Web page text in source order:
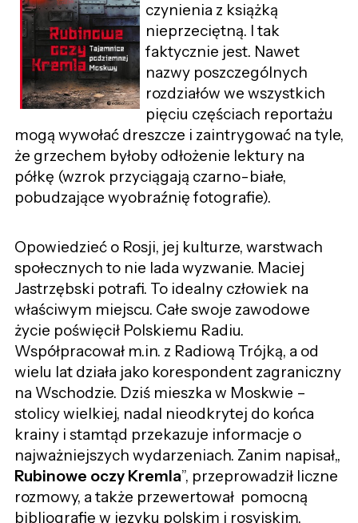
czynienia z książką
nieprzeciętną. I tak
faktycznie jest. Nawet
nazwy poszczególnych
rozdziałów we wszystkich
pięciu częściach reportażu
mogą wywołać dreszcze i zaintrygować na tyle,
że grzechem byłoby odłożenie lektury na
półkę (wzrok przyciągają czarno-białe,
pobudzające wyobraźnię fotografie).
Opowiedzieć o Rosji, jej kulturze, warstwach
społecznych to nie lada wyzwanie. Maciej
Jastrzębski potrafi. To idealny człowiek na
właściwym miejscu. Całe swoje zawodowe
życie poświęcił Polskiemu Radiu.
Współpracował m.in. z Radiową Trójką, a od
wielu lat działa jako korespondent zagraniczny
na Wschodzie. Dziś mieszka w Moskwie –
stolicy wielkiej, nadal nieodkrytej do końca
krainy i stamtąd przekazuje informacje o
najważniejszych wydarzeniach. Zanim napisał„
Rubinowe oczy Kremla”, przeprowadził liczne
rozmowy, a także przewertował pomocną
bibliografię w języku polskim i rosyjskim.